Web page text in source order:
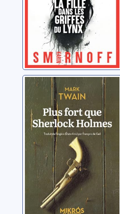
Plus fort que
Sherlock Holmes
Twain, Mark